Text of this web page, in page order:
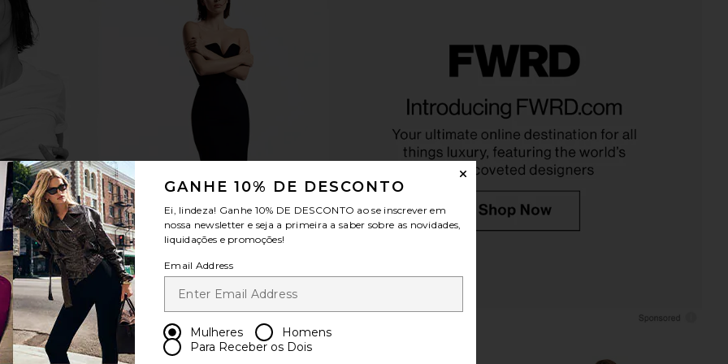
GANHE 10% DE DESCONTO
Ei, lindeza! Ganhe 10% DE DESCONTO ao se inscrever em
nossa newsletter e seja a primeira a saber sobre as novidades,
liquidações e promoções!
Email Address
Mulheres
Homens
Para Receber os Dois